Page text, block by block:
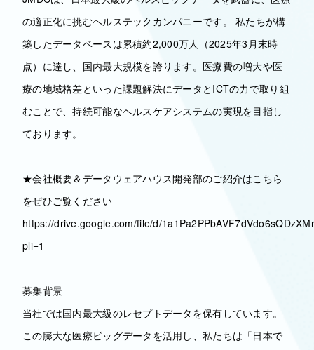
の適正化に挑むヘルステックカンパニーです。 私たちが構
築したデータベースは累積約2,000万人（2025年3月末時
点）に達し、国内最大規模を誇ります。医療費の増大や医
療の地域格差といった課題解決にデータとICTの力で取り組
むことで、持続可能なヘルスケアシステムの実現を目指し
ております。
★会社概要＆データウェアハウス開発部のご紹介はこちら
をぜひご覧ください
https://drive.google.com/file/d/
pli=1
募集背景
当社では国内最大級のレセプトデータを保有しています。
この膨大な医療ビッグデータを活用し、私たちは「日本で